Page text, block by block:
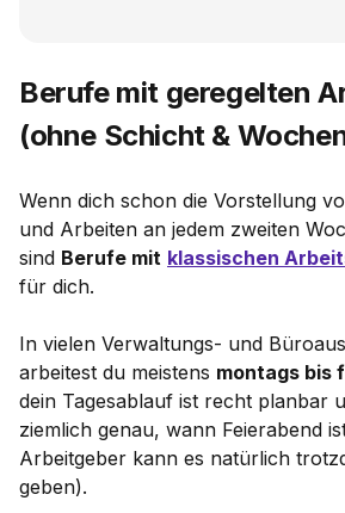
Berufe mit geregelten
(ohne Schicht &
Wenn dich schon die Vorstellung
und Arbeiten an jedem zweiten
sind Berufe mit klassischen
für dich.
In vielen Verwaltungs- und
arbeitest du meistens montags bis
dein Tagesablauf ist recht planbar
ziemlich genau, wann Feierabend
Arbeitgeber kann es natürlich
geben).